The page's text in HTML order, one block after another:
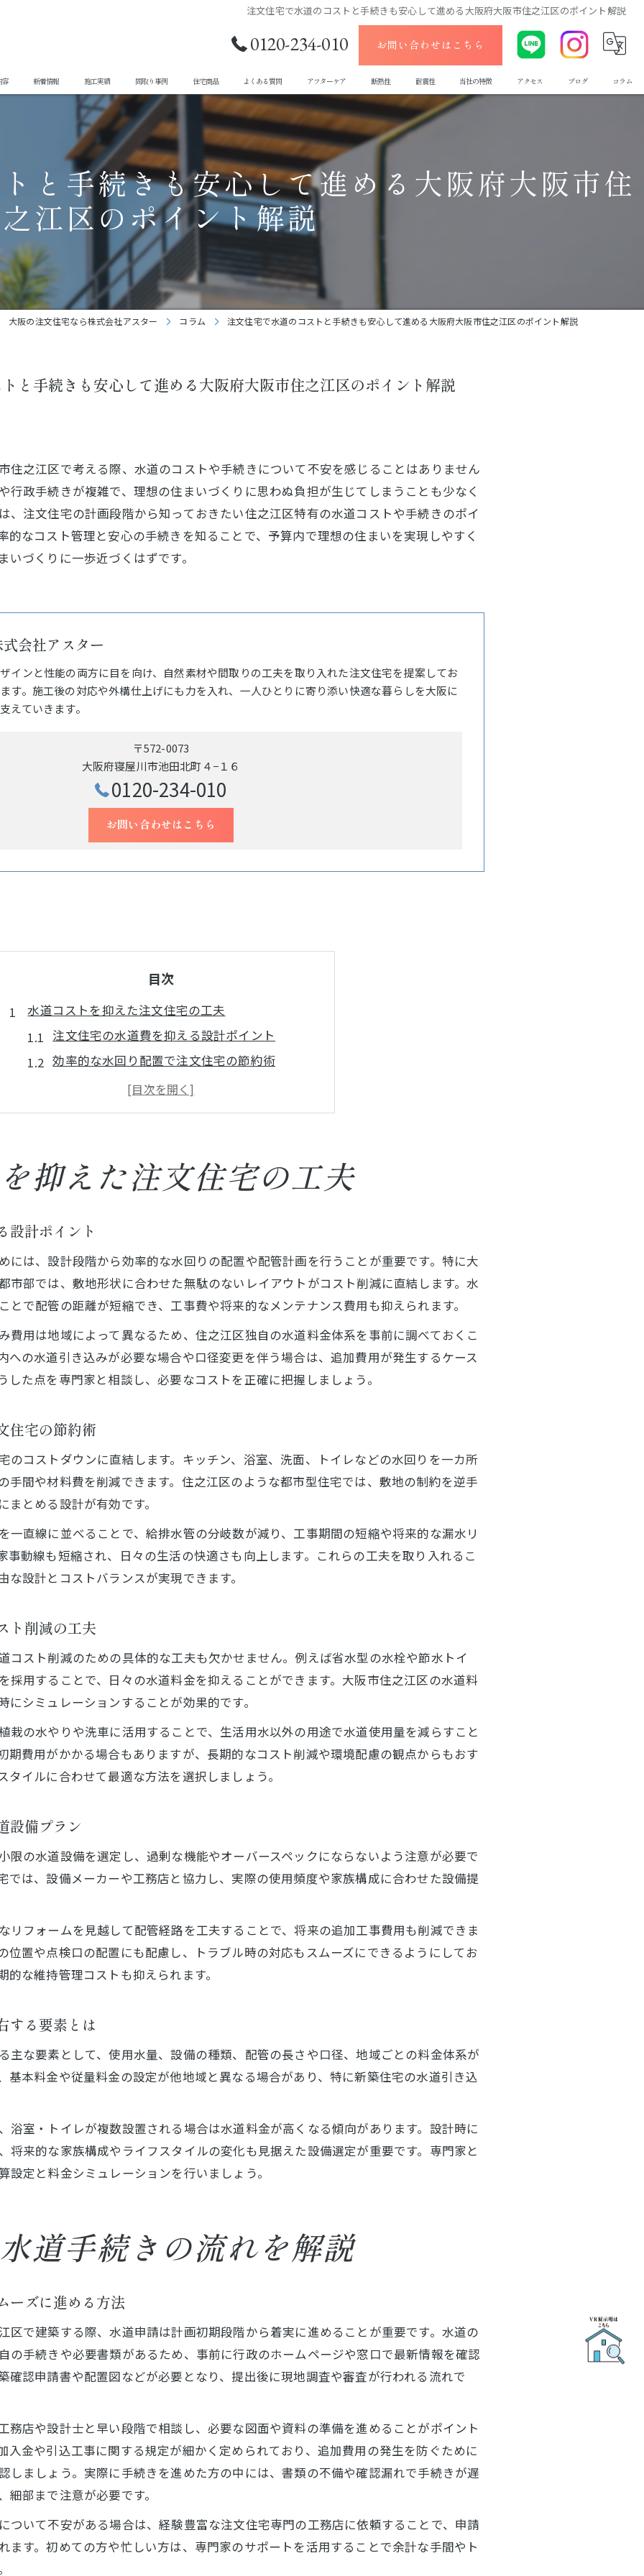
注文住宅で水道のコストと手続きも安心して進める大阪府大阪市住之江区のポイント解説
0120-234-010 お問い合わせはこちら
容 新着情報 施工実績 間取り事例 住宅商品 よくある質問 アフターケア 断熱性 耐震性 当社の特徴
メンテナンス
アクセス ブログ コラム
と手続きも安心して進める大阪府大阪市住
之江区のポイント解説
大阪の注文住宅なら株式会社アスター コラム 注文住宅で水道のコストと手続きも安心して進める大阪府大阪市住之江区のポイント解説
と手続きも安心して進める大阪府大阪市住之江区のポイント解説
住之江区で考える際、水道のコストや手続きについて不安を感じることはありません
行政手続きが複雑で、理想の住まいづくりに思わぬ負担が生じてしまうことも少なく
、注文住宅の計画段階から知っておきたい住之江区特有の水道コストや手続きのポイ
的なコスト管理と安心の手続きを知ることで、予算内で理想の住まいを実現しやすく
づくりに一歩近づくはずです。
式会社アスター
インと性能の両方に目を向け、自然素材や間取りの工夫を取り入れた注文住宅を提案してお
す。施工後の対応や外構仕上げにも力を入れ、一人ひとりに寄り添い快適な暮らしを大阪に
えていきます。
〒572-0073
大阪府寝屋川市池田北町４−１６
0120-234-010
お問い合わせはこちら
目次
水道コストを抑えた注文住宅の工夫
注文住宅の水道費を抑える設計ポイント
効率的な水回り配置で注文住宅の節約術
注文住宅でできる水道コスト削減の工夫
無駄を省く注文住宅の水道設備プラン
注文住宅と水道手続きの流れを解説
注文住宅の水道申請をスムーズに進める方法
引越し時に知るべき注文住宅の水道手順
注文住宅の水道開栓手続きで気を付ける点
注文住宅の水道利用開始までの流れ解説
住之江区で快適な暮らしを実現する秘訣
注文住宅で住之江区の暮らしを豊かにする工夫
住之江区で叶える注文住宅の快適性アップ術
注文住宅の水道環境で快適な毎日を実現
注文住宅選びで暮らしやすさを高める方法
水道料金が気になる方へ注文住宅の選び方
注文住宅の水道料金を重視した選定ポイント
水道費が安くなる注文住宅の特徴とは
注文住宅で水道コストを賢く抑える方法
注文住宅選びで水道料金を見極めるコツ
ランニングコストに配慮した注文住宅選定術
注文住宅で役立つ水道に関する基礎知識
住まいづくりで押さえたい注文住宅の水道情報
注文住宅の水道設計で後悔しないための知恵
将来も安心な注文住宅の水道知識を解説
注文住宅の建築費と水道費用のポイント
注文住宅の予算配分で水道費用を賢く管理
注文住宅の水道費用を見積もるときの注意点
抑えた注文住宅の工夫
設計ポイント
には、設計段階から効率的な水回りの配置や配管計画を行うことが重要です。特に大
市部では、敷地形状に合わせた無駄のないレイアウトがコスト削減に直結します。水
とで配管の距離が短縮でき、工事費や将来的なメンテナンス費用も抑えられます。
費用は地域によって異なるため、住之江区独自の水道料金体系を事前に調べておくこ
への水道引き込みが必要な場合や口径変更を伴う場合は、追加費用が発生するケース
した点を専門家と相談し、必要なコストを正確に把握しましょう。
住宅の節約術
のコストダウンに直結します。キッチン、浴室、洗面、トイレなどの水回りを一カ所
手間や材料費を削減できます。住之江区のような都市型住宅では、敷地の制約を逆手
とめる設計が有効です。
一直線に並べることで、給排水管の分岐数が減り、工事期間の短縮や将来的な漏水リ
事動線も短縮され、日々の生活の快適さも向上します。これらの工夫を取り入れるこ
設計とコストバランスが実現できます。
ト削減の工夫
コスト削減のための具体的な工夫も欠かせません。例えば省水型の水栓や節水トイ
採用することで、日々の水道料金を抑えることができます。大阪市住之江区の水道料
シミュレーションすることが効果的です。
栽の水やりや洗車に活用することで、生活用水以外の用途で水道使用量を減らすこと
期費用がかかる場合もありますが、長期的なコスト削減や環境配慮の観点からもおす
イルに合わせて最適な方法を選択しましょう。
設備プラン
限の水道設備を選定し、過剰な機能やオーバースペックにならないよう注意が必要で
では、設備メーカーや工務店と協力し、実際の使用頻度や家族構成に合わせた設備提
リフォームを見越して配管経路を工夫することで、将来の追加工事費用も削減できま
位置や点検口の配置にも配慮し、トラブル時の対応もスムーズにできるようにしてお
な維持管理コストも抑えられます。
する要素とは
主な要素として、使用水量、設備の種類、配管の長さや口径、地域ごとの料金体系が
基本料金や従量料金の設定が他地域と異なる場合があり、特に新築住宅の水道引き込
浴室・トイレが複数設置される場合は水道料金が高くなる傾向があります。設計時に
将来的な家族構成やライフスタイルの変化も見据えた設備選定が重要です。専門家と
設定と料金シミュレーションを行いましょう。
道手続きの流れを解説
ーズに進める方法
区で建築する際、水道申請は計画初期段階から着実に進めることが重要です。水道の
の手続きや必要書類があるため、事前に行政のホームページや窓口で最新情報を確認
確認申請書や配置図などが必要となり、提出後に現地調査や審査が行われる流れで
務店や設計士と早い段階で相談し、必要な図面や資料の準備を進めることがポイント
入金や引込工事に関する規定が細かく定められており、追加費用の発生を防ぐために
しましょう。実際に手続きを進めた方の中には、書類の不備や確認漏れで手続きが遅
部まで注意が必要です。
ついて不安がある場合は、経験豊富な注文住宅専門の工務店に依頼することで、申請
ます。初めての方や忙しい方は、専門家のサポートを活用することで余計な手間やト